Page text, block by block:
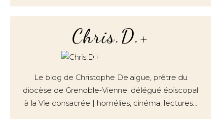
Chris.D.+
Le blog de Christophe Delaigue, prêtre du
diocèse de Grenoble-Vienne, délégué épiscopal
à la Vie consacrée | homélies, cinéma, lectures…